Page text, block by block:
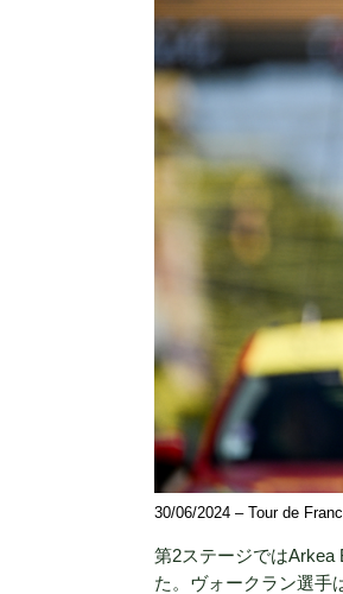
30/06/2024 – Tour de
第2ステージではArkea
た。ヴォークラン選手